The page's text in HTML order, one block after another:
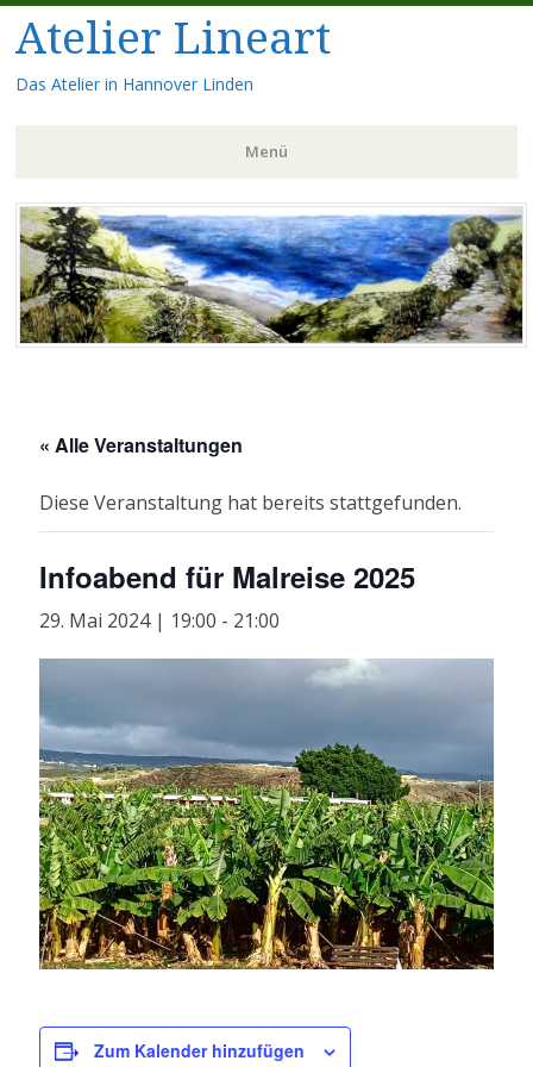
Atelier Lineart
Das Atelier in Hannover Linden
Menü
Zum
Inhalt
springen
« Alle Veranstaltungen
Diese Veranstaltung hat bereits stattgefunden.
Infoabend für Malreise 2025
29. Mai 2024 | 19:00 - 21:00
Zum Kalender hinzufügen